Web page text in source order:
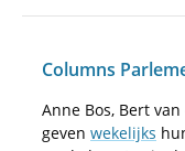
Columns
Anne Bos, Bert
geven wekelijks